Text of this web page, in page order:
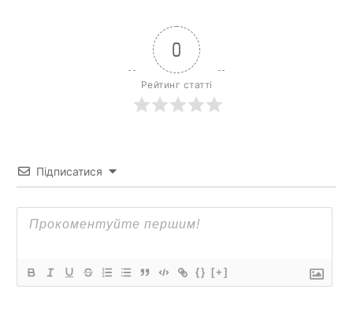
0
Рейтинг статті
Підписатися
{} [+]